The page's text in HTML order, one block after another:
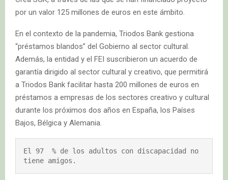
por un valor 125 millones de euros en este ámbito.
En el contexto de la pandemia, Triodos Bank gestiona
“préstamos blandos” del Gobierno al sector cultural.
Además, la entidad y el FEI suscribieron un acuerdo de
garantía dirigido al sector cultural y creativo, que permitirá
a Triodos Bank facilitar hasta 200 millones de euros en
préstamos a empresas de los sectores creativo y cultural
durante los próximos dos años en España, los Países
Bajos, Bélgica y Alemania.
El 97  % de los adultos con discapacidad no
tiene amigos.